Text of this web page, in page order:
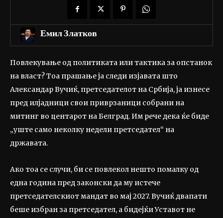
Емил Златков
Повлекување од политиката или тактика за опстанок
на власт? Тоа прашање ја следи изјавата што
Александар Вучиќ, претседателот на Србија, ја изнесе
пред илјадници свои приврзаници собрани на
митинг во центарот на Белград. Им рече дека ќе биде
„уште само неколку недели претседател“ на
државата.
Ако тоа се случи, би се повлекол нешто помалку од
една година пред законски да му истече
претседателскиот мандат во мај 2027. Вучиќ двапати
беше избран за претседател, а бидејќи Уставот не